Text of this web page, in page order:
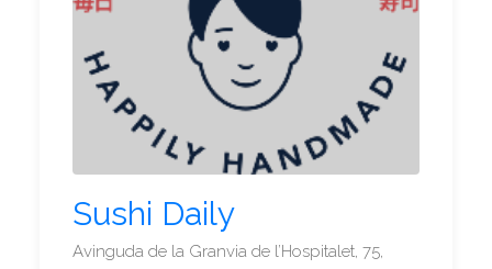
Sushi Daily
Avinguda de la Granvia de l’Hospitalet, 75,